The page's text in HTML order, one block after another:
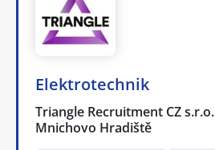
Elektrotechnik
Triangle Recruitment CZ s.r.o.
Mnichovo Hradiště